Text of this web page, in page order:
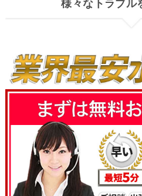
様々なトラブル